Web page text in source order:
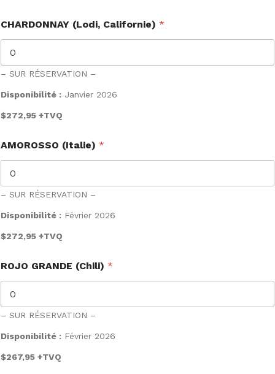
CHARDONNAY (Lodi, Californie) *
– SUR RÉSERVATION –
Disponibilité : Janvier 2026
$272,95 +TVQ
AMOROSSO (Italie) *
– SUR RÉSERVATION –
Disponibilité : Février 2026
$272,95 +TVQ
ROJO GRANDE (Chili) *
– SUR RÉSERVATION –
Disponibilité : Février 2026
$267,95 +TVQ